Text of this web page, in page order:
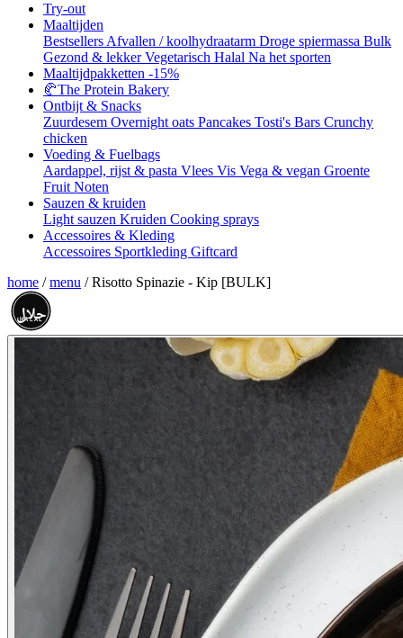
Try-out
Maaltijden
Bestsellers Afvallen / koolhydraatarm Droge spiermassa Bulk
Gezond & lekkerVegetarisch Halal Na het sporten
Maaltijdpakketten -15%
🥐The Protein Bakery
Ontbijt & Snacks
Zuurdesem Overnight oats Pancakes Tosti's Bars Crunchy
chicken
Voeding & Fuelbags
Aardappel, rijst & pasta Vlees Vis Vega & vegan Groente
Fruit Noten
Sauzen & kruiden
Light sauzen Kruiden Cooking sprays
Accessoires & Kleding
Accessoires Sportkleding Giftcard
home / menu / Risotto Spinazie - Kip [BULK]
حلال
HALAL